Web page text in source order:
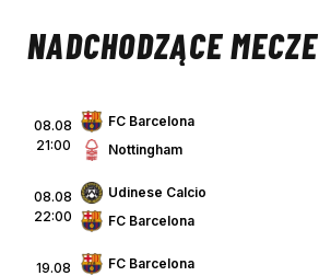
NADCHODZĄCE MECZE
08.08
21:00
FC Barcelona
Nottingham
08.08
22:00
Udinese Calcio
FC Barcelona
19.08
FC Barcelona